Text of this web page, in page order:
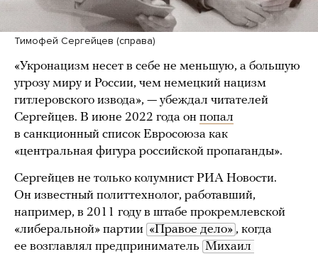
Тимофей Сергейцев (справа)
«Укронацизм несет в себе не меньшую, а большую
угрозу миру и России, чем немецкий нацизм
гитлеровского извода», — убеждал читателей
Сергейцев. В июне 2022 года он попал
в санкционный список Евросоюза как
«центральная фигура российской пропаганды».
Сергейцев не только колумнист РИА Новости.
Он известный политтехнолог, работавший,
например, в 2011 году в штабе прокремлевской
«либеральной» партии «Правое дело» , когда
ее возглавлял предприниматель Михаил